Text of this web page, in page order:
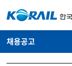
채용공고